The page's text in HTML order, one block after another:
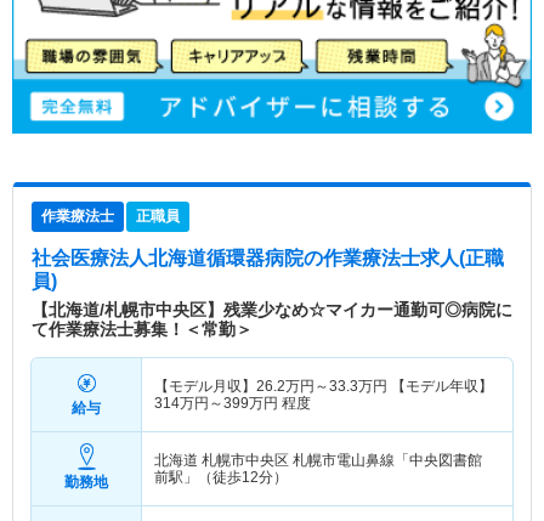
作業療法士 正職員
社会医療法人北海道循環器病院の作業療法士求人(正職
員)
【北海道/札幌市中央区】残業少なめ☆マイカー通勤可◎病院に
て作業療法士募集！＜常勤＞
給与
【モデル月収】 26.2万円～33.3万円
【モデル年収】
314万円～399万円 程度
勤務地
北海道 札幌市中央区 札幌市電山鼻線「中央図書館
前駅」（徒歩12分）